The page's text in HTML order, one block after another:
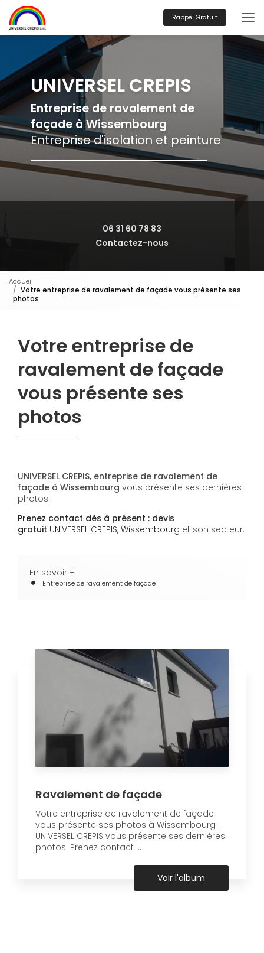
au
contenu
principal
Rappel Gratuit
UNIVERSEL CREPIS
Entreprise de ravalement de
façade à Wissembourg
Entreprise d'isolation et peinture
06 31 60 78 83
Contactez-nous
Accueil
Votre entreprise de ravalement de façade vous présente ses
photos
Votre entreprise de
ravalement de façade
vous présente ses
photos
UNIVERSEL CREPIS, entreprise de ravalement de
façade à Wissembourg vous présente ses dernières
photos.
Prenez contact dès à présent : devis
gratuit UNIVERSEL CREPIS, Wissembourg et son secteur.
En savoir + :
Entreprise de ravalement de façade
Ravalement de façade
Votre entreprise de ravalement de façade
vous présente ses photos à Wissembourg :
UNIVERSEL CREPIS vous présente ses dernières
photos. Prenez contact ...
Voir l'album